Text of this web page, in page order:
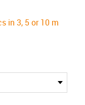
in 3, 5 or 10 m